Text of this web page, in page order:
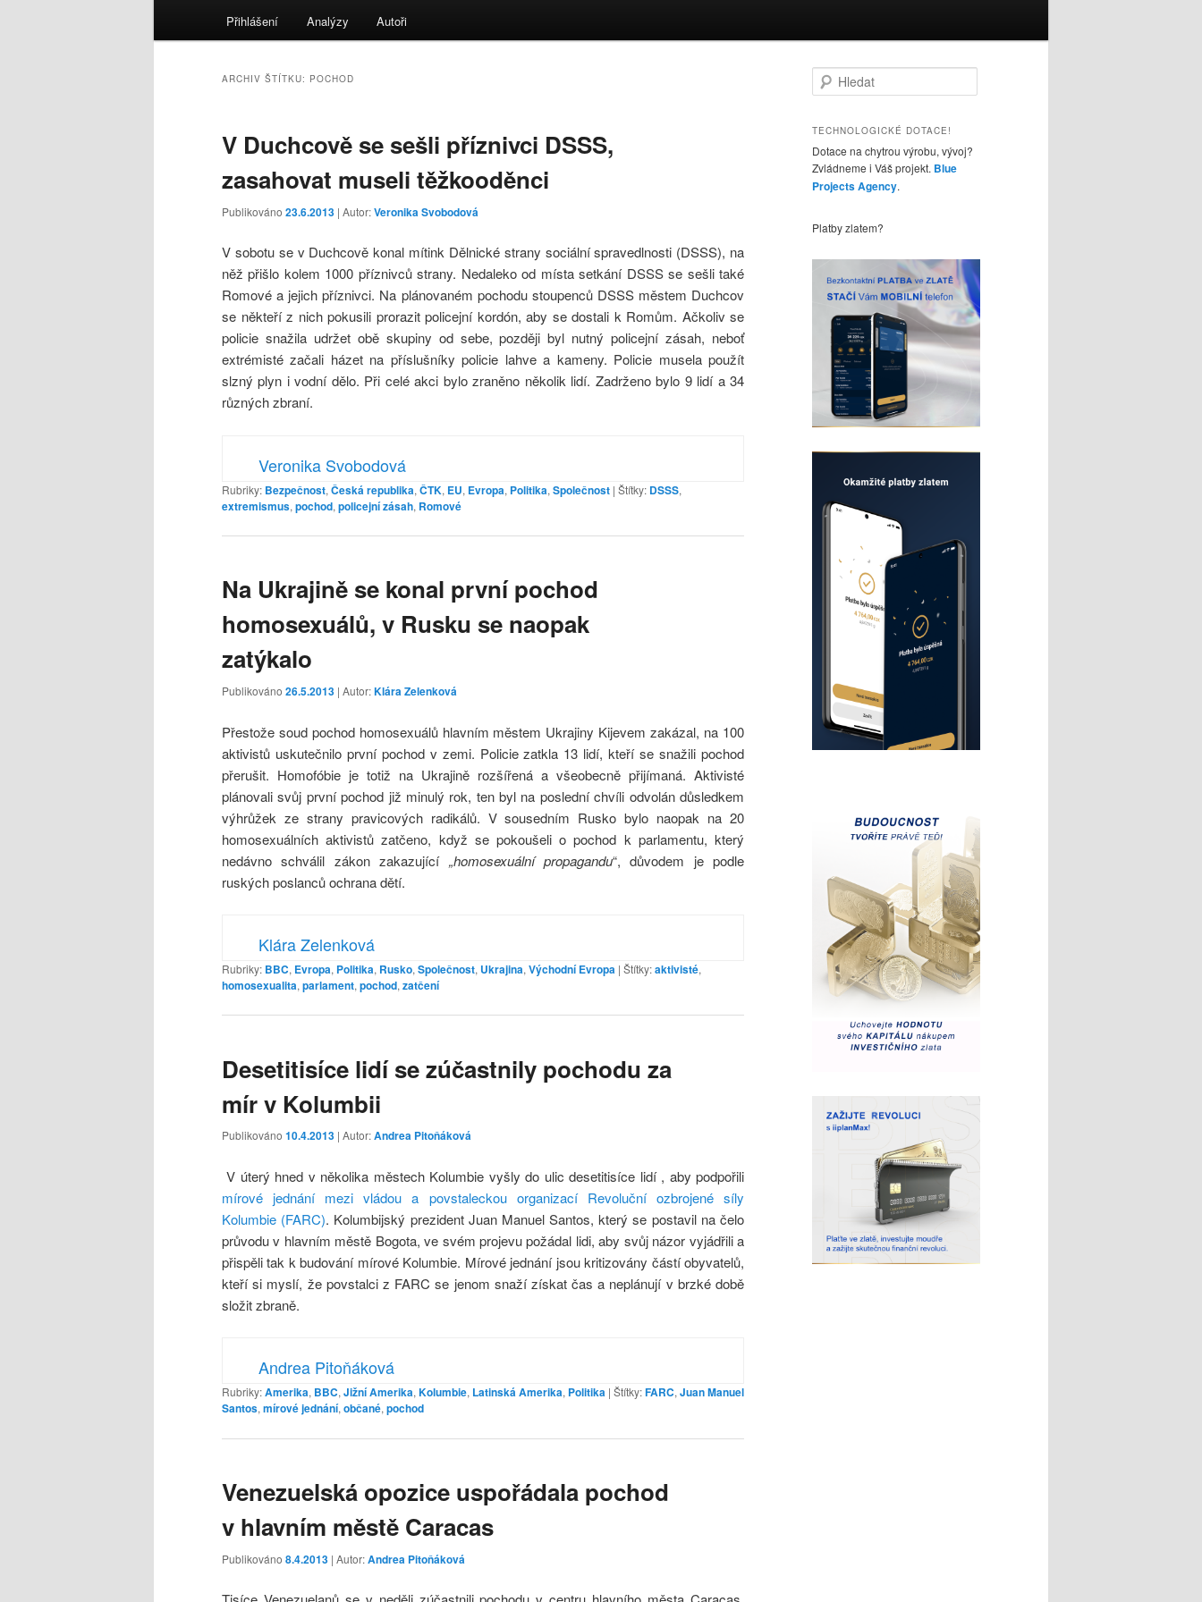
Přihlášení Analýzy Autoři
ARCHIV ŠTÍTKU: POCHOD
V Duchcově se sešli příznivci DSSS,
zasahovat museli těžkooděnci
Publikováno 23.6.2013 | Autor:Veronika Svobodová
V sobotu se v Duchcově konal mítink Dělnické strany sociální spravedlnosti (DSSS), na
něž přišlo kolem 1000 příznivců strany. Nedaleko od místa setkání DSSS se sešli také
Romové a jejich příznivci. Na plánovaném pochodu stoupenců DSSS městem Duchcov
se někteří z nich pokusili prorazit policejní kordón, aby se dostali k Romům. Ačkoliv se
policie snažila udržet obě skupiny od sebe, později byl nutný policejní zásah, neboť
extrémisté začali házet na příslušníky policie lahve a kameny. Policie musela použít
slzný plyn i vodní dělo. Při celé akci bylo zraněno několik lidí. Zadrženo bylo 9 lidí a 34
různých zbraní.
Veronika Svobodová
Rubriky: Bezpečnost, Česká republika, ČTK, EU, Evropa, Politika, Společnost | Štítky: DSSS,
extremismus, pochod, policejní zásah, Romové
Na Ukrajině se konal první pochod
homosexuálů, v Rusku se naopak
zatýkalo
Publikováno 26.5.2013 | Autor:Klára Zelenková
Přestože soud pochod homosexuálů hlavním městem Ukrajiny Kijevem zakázal, na 100
aktivistů uskutečnilo první pochod v zemi. Policie zatkla 13 lidí, kteří se snažili pochod
přerušit. Homofóbie je totiž na Ukrajině rozšířená a všeobecně přijímaná. Aktivisté
plánovali svůj první pochod již minulý rok, ten byl na poslední chvíli odvolán důsledkem
výhrůžek ze strany pravicových radikálů. V sousedním Rusko bylo naopak na 20
homosexuálních aktivistů zatčeno, když se pokoušeli o pochod k parlamentu, který
nedávno schválil zákon zakazující „homosexuální propagandu“, důvodem je podle
ruských poslanců ochrana dětí.
Klára Zelenková
Rubriky: BBC, Evropa, Politika, Rusko, Společnost, Ukrajina, Východní Evropa | Štítky:aktivisté,
homosexualita, parlament, pochod, zatčení
Desetitisíce lidí se zúčastnily pochodu za
mír v Kolumbii
Publikováno 10.4.2013 | Autor:Andrea Pitoňáková
V úterý hned v několika městech Kolumbie vyšly do ulic desetitisíce lidí , aby podpořili
mírové jednání mezi vládou a povstaleckou organizací Revoluční ozbrojené síly
Kolumbie (FARC). Kolumbijský prezident Juan Manuel Santos, který se postavil na čelo
průvodu v hlavním městě Bogota, ve svém projevu požádal lidi, aby svůj názor vyjádřili a
přispěli tak k budování mírové Kolumbie. Mírové jednání jsou kritizovány částí obyvatelů,
kteří si myslí, že povstalci z FARC se jenom snaží získat čas a neplánují v brzké době
složit zbraně.
Andrea Pitoňáková
Rubriky:Amerika, BBC, Jižní Amerika, Kolumbie, Latinská Amerika, Politika | Štítky:FARC, Juan Manuel
Santos, mírové jednání, občané, pochod
Venezuelská opozice uspořádala pochod
v hlavním městě Caracas
Publikováno 8.4.2013 | Autor:Andrea Pitoňáková
l
d
t
TECHNOLOGICKÉ DOTACE!
Dotace na chytrou výrobu, vývoj?
Zvládneme i Váš projekt. Blue
Projects Agency.
Platby zlatem?